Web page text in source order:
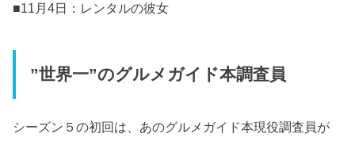
■11月4日：レンタルの彼女
”世界一”のグルメガイド本調査員
シーズン５の初回は、あのグルメガイド本現役調査員が